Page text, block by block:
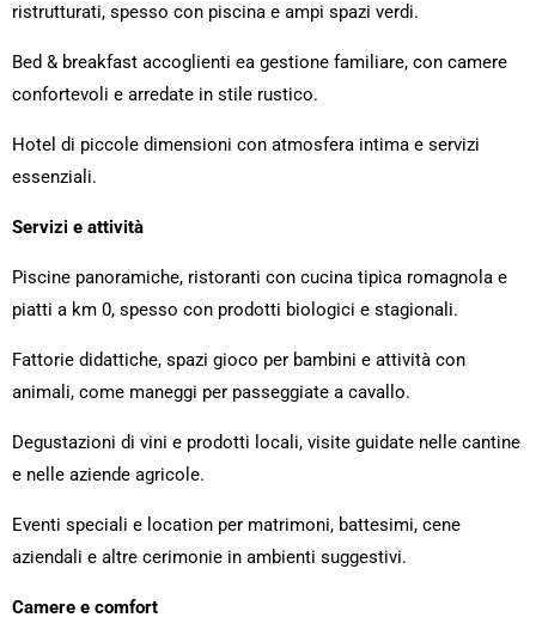
ristrutturati, spesso con piscina e ampi spazi verdi.
Bed & breakfast accoglienti ea gestione familiare, con camere
confortevoli e arredate in stile rustico.
Hotel di piccole dimensioni con atmosfera intima e servizi
essenziali.
Servizi e attività
Piscine panoramiche, ristoranti con cucina tipica romagnola e
piatti a km 0, spesso con prodotti biologici e stagionali.
Fattorie didattiche, spazi gioco per bambini e attività con
animali, come maneggi per passeggiate a cavallo.
Degustazioni di vini e prodotti locali, visite guidate nelle cantine
e nelle aziende agricole.
Eventi speciali e location per matrimoni, battesimi, cene
aziendali e altre cerimonie in ambienti suggestivi.
Camere e comfort